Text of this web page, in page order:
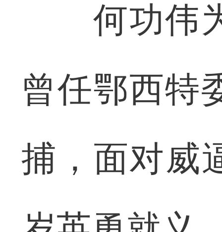
何功伟为
曾任鄂西特
捕，面对威